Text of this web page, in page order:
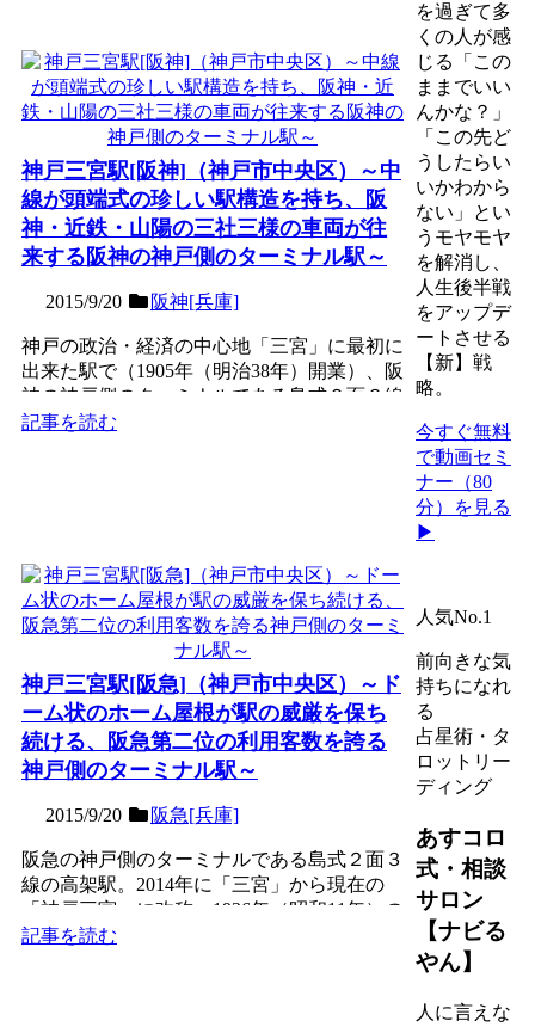
神戸三宮駅[阪神]（神戸市中央区）～中
線が頭端式の珍しい駅構造を持ち、阪
神・近鉄・山陽の三社三様の車両が往
来する阪神の神戸側のターミナル駅～
2015/9/20 阪神[兵庫]
神戸の政治・経済の中心地「三宮」に最初に
出来た駅で（1905年（明治38年）開業）、阪
神の神戸側のターミナルである島式２面３線
の地下駅。開業...
記事を読む
神戸三宮駅[阪急]（神戸市中央区）～ド
ーム状のホーム屋根が駅の威厳を保ち
続ける、阪急第二位の利用客数を誇る
神戸側のターミナル駅～
2015/9/20 阪急[兵庫]
阪急の神戸側のターミナルである島式２面３
線の高架駅。2014年に「三宮」から現在の
「神戸三宮」に改称。1936年（昭和11年）の
開業当時から...
記事を読む
を過ぎて多
くの人が感
じる「この
ままでいい
んかな？」
「この先ど
うしたらい
いかわから
ない」とい
うモヤモヤ
を解消し、
人生後半戦
をアップデ
ートさせる
【新】戦
略。
今すぐ無料
で動画セミ
ナー（80
分）を見る
▶
人気No.1
前向きな気
持ちになれ
る
占星術・タ
ロットリー
ディング
あすコロ
式・相談
サロン
【ナビる
やん】
人に言えな